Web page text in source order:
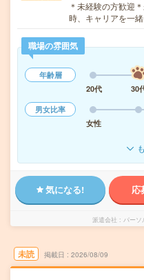
＊未経験の方歓迎
時、キャリアを一
職場の雰囲気
年齢層
20代
30
男女比率
女性
気になる! 応
派遣会社 パーソ
未読 掲載日 2026/08/09